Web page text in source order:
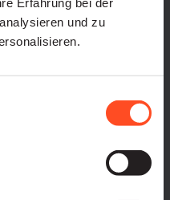
und zu
immer die richtige
der besten Talente.
Filterung nach